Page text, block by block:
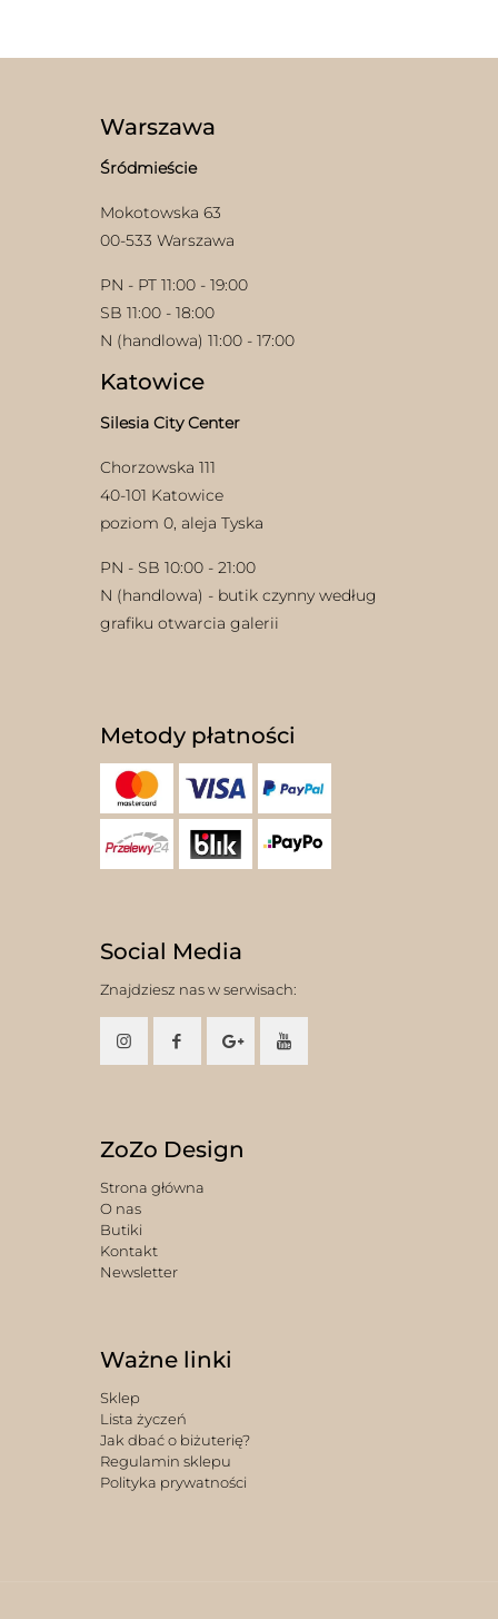
Warszawa
Śródmieście
Mokotowska 63
00-533 Warszawa
PN - PT 11:00 - 19:00
SB 11:00 - 18:00
N (handlowa) 11:00 - 17:00
Katowice
Silesia City Center
Chorzowska 111
40-101 Katowice
poziom 0, aleja Tyska
PN - SB 10:00 - 21:00
N (handlowa) - butik czynny według
grafiku otwarcia galerii
Metody płatności
Social Media
Znajdziesz nas w serwisach:
ZoZo Design
Strona główna
O nas
Butiki
Kontakt
Newsletter
Ważne linki
Sklep
Lista życzeń
Jak dbać o biżuterię?
Regulamin sklepu
Polityka prywatności